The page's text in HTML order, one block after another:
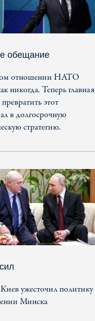
обещание
отношении НАТО
никогда. Теперь главная
этот
в долгосрочную
стратегию.
ужесточил политику
Минска